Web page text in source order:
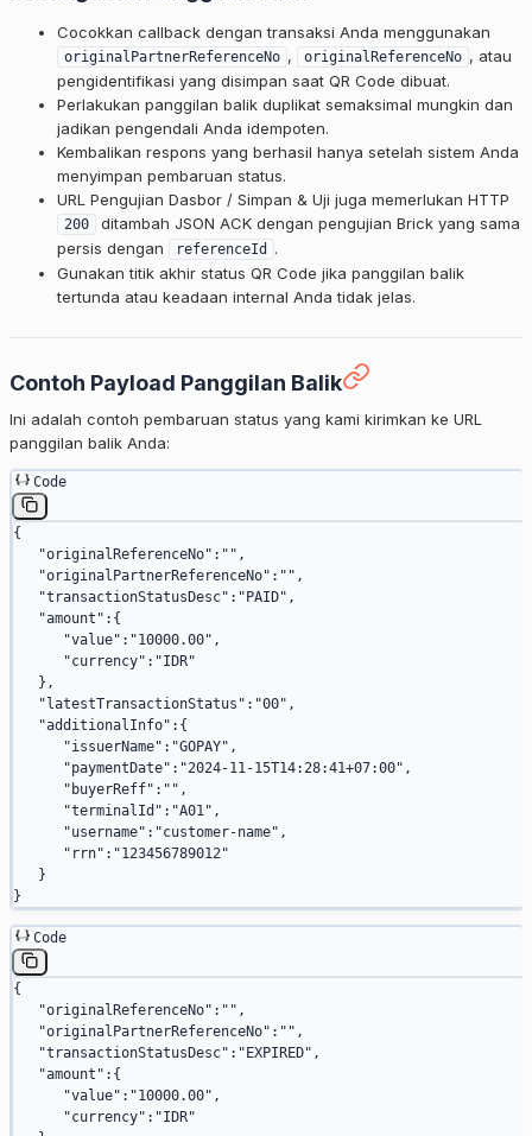
Cocokkan callback dengan transaksi Anda menggunakan
originalPartnerReferenceNo , originalReferenceNo , atau
pengidentifikasi yang disimpan saat QR Code dibuat.
Perlakukan panggilan balik duplikat semaksimal mungkin dan
jadikan pengendali Anda idempoten.
Kembalikan respons yang berhasil hanya setelah sistem Anda
menyimpan pembaruan status.
URL Pengujian Dasbor / Simpan & Uji juga memerlukan HTTP
200
ditambah JSON ACK dengan pengujian Brick yang sama
persis dengan
referenceId
.
Gunakan titik akhir status QR Code jika panggilan balik
tertunda atau keadaan internal Anda tidak jelas.
Contoh Payload Panggilan Balik
Ini adalah contoh pembaruan status yang kami kirimkan ke URL
panggilan balik Anda:
Code
{
   "originalReferenceNo"
: "" ,
   "originalPartnerReferenceNo"
: "" ,
   "transactionStatusDesc"
: "PAID" ,
   "amount"
:{
      "value"
: "10000.00" ,
      "currency"
: "IDR"
   },
   "latestTransactionStatus"
: "00" ,
   "additionalInfo"
:{
      "issuerName"
: "GOPAY" ,
      "paymentDate"
: "2024-11-15T14:28:41+07:00" ,
      "buyerReff"
: "" ,
      "terminalId"
: "A01" ,
      "username"
: "customer-name" ,
      "rrn"
: "123456789012"
   }
}
Code
{
   "originalReferenceNo"
: "" ,
   "originalPartnerReferenceNo"
: "" ,
   "transactionStatusDesc"
: "EXPIRED" ,
   "amount"
:{
      "value"
: "10000.00" ,
      "currency"
: "IDR"